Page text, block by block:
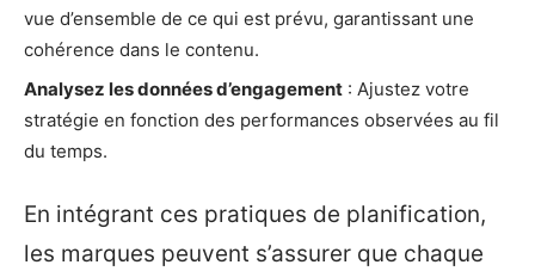
vue d’ensemble de ce qui est prévu, garantissant une
cohérence dans le contenu.
Analysez les données d’engagement : Ajustez votre
stratégie en fonction des performances observées au fil
du temps.
En intégrant ces pratiques de planification,
les marques peuvent s’assurer que chaque